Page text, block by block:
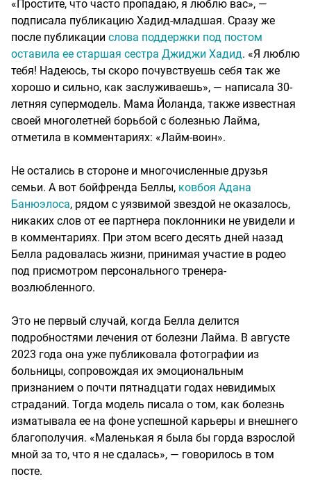
«Простите, что часто пропадаю, я люблю вас», —
подписала публикацию Хадид-младшая. Сразу же
после публикации слова поддержки под постом
оставила ее старшая сестра Джиджи Хадид. «Я люблю
тебя! Надеюсь, ты скоро почувствуешь себя так же
хорошо и сильно, как заслуживаешь», — написала 30-
летняя супермодель. Мама Йоланда, также известная
своей многолетней борьбой с болезнью Лайма,
отметила в комментариях: «Лайм-воин».
Не остались в стороне и многочисленные друзья
семьи. А вот бойфренда Беллы, ковбоя Адана
Банюэлоса, рядом с уязвимой звездой не оказалось,
никаких слов от ее партнера поклонники не увидели и
в комментариях. При этом всего десять дней назад
Белла радовалась жизни, принимая участие в родео
под присмотром персонального тренера-
возлюбленного.
Это не первый случай, когда Белла делится
подробностями лечения от болезни Лайма. В августе
2023 года она уже публиковала фотографии из
больницы, сопровождая их эмоциональным
признанием о почти пятнадцати годах невидимых
страданий. Тогда модель писала о том, как болезнь
изматывала ее на фоне успешной карьеры и внешнего
благополучия. «Маленькая я была бы горда взрослой
мной за то, что я не сдалась», — говорилось в том
посте.